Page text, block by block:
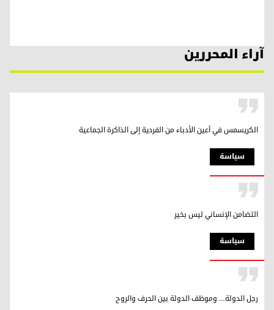
آراء المحررين
سیاسة
الكريسمس في أعين الأدباء من الفردية إلى الذاكرة الجماعية
سیاسة
التضامن الإنساني ليس بخير
رجل الدولة… وموظف الدولة بين الحرف والروح